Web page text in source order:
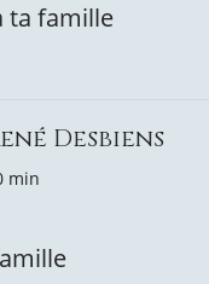
ta famille
Desbiens
min